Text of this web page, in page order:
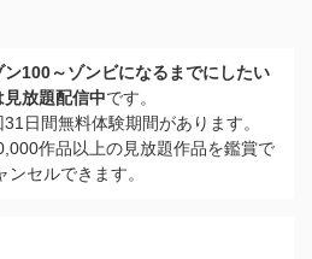
ン100～ゾンビになるまでにしたい
見放題配信中です。
日間無料体験期間があります。
作品以上の見放題作品を鑑賞で
ンセルできます。